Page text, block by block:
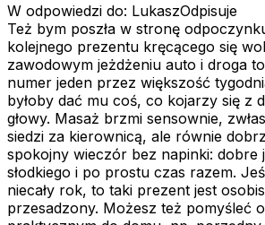
W odpowiedzi do: LukaszOdpisuje
Też bym poszła w stronę
kolejnego prezentu kręcącego się
zawodowym jeżdżeniu auto i droga
numer jeden przez większość
byłoby dać mu coś, co kojarzy się z
głowy. Masaż brzmi sensownie,
siedzi za kierownicą, ale równie
spokojny wieczór bez napinki: dobre
słodkiego i po prostu czas razem.
niecały rok, to taki prezent jest
przesadzony. Możesz też pomyśleć